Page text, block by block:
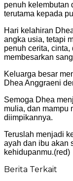
penuh kelembutan
terutama kepada
Hari kelahiran
angka usia, tetapi
penuh cerita,
membesarkan
Keluarga besar
Dhea Anggraeni
Semoga Dhea
mulia, dan mampu
diimpikannya.
Teruslah menjadi
ayah dan ibu akan
kehidupanmu.(red)
Berita Terkait